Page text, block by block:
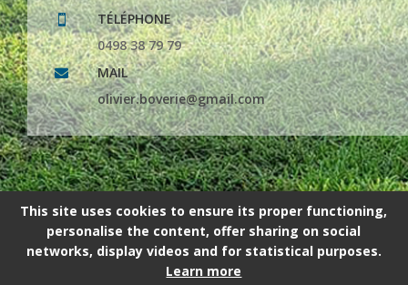

TÉLÉPHONE
0498 38 79 79

MAIL
olivier.boverie@gmail.com
2024 © L'élément terre SRL | Site réalisé par Espace
This site uses cookies to ensure its proper functioning,
personalise the content, offer sharing on social
networks, display videos and for statistical purposes.
Learn more